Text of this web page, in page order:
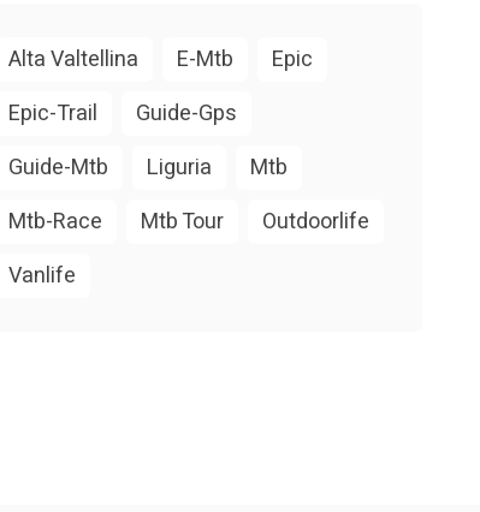
Alta Valtellina E-Mtb
Epic
Epic-Trail
Guide-Gps
Guide-Mtb
Liguria
Mtb
Mtb-Race
Mtb Tour
Outdoorlife
Vanlife